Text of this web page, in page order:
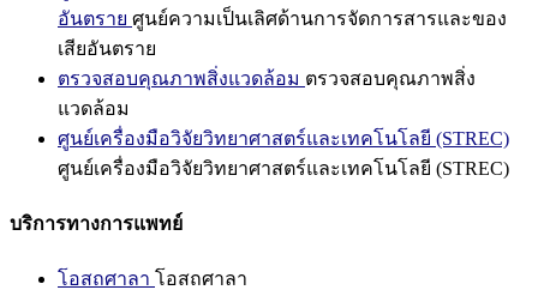
อันตราย ศูนย์ความเป็นเลิศด้านการจัดการสารและของ
เสียอันตราย
ตรวจสอบคุณภาพสิ่งแวดล้อม ตรวจสอบคุณภาพสิ่ง
แวดล้อม
ศูนย์เครื่องมือวิจัยวิทยาศาสตร์และเทคโนโลยี (STREC)
ศูนย์เครื่องมือวิจัยวิทยาศาสตร์และเทคโนโลยี (STREC)
บริการทางการแพทย์
โอสถศาลา โอสถศาลา